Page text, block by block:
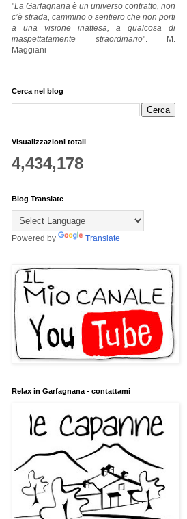
"La Garfagnana è un universo contratto, non
c’è strada, cammino o sentiero che non porti
a una visione inattesa, a qualcosa di
inaspettatamente straordinario". M.
Maggiani
Cerca nel blog
Visualizzazioni totali
4,434,178
Blog Translate
Powered by Translate
Relax in Garfagnana - contattami